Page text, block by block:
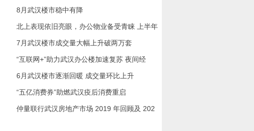
8月武汉楼市稳中有降
北上表现依旧亮眼，办公物业备受青睐 上半年
7月武汉楼市成交量大幅上升破两万套
“互联网+”助力武汉办公楼加速复苏 夜间经
6月武汉楼市逐渐回暖 成交量环比上升
“五亿消费券”助燃武汉疫后消费重启
仲量联行武汉房地产市场 2019 年回顾及 202